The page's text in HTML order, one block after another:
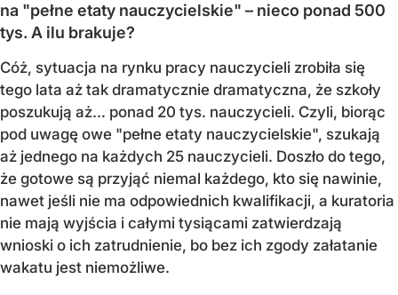
na "pełne etaty nauczycielskie" – nieco ponad 500
tys. A ilu brakuje?
Cóż, sytuacja na rynku pracy nauczycieli zrobiła się
tego lata aż tak dramatycznie dramatyczna, że szkoły
poszukują aż… ponad 20 tys. nauczycieli. Czyli, biorąc
pod uwagę owe "pełne etaty nauczycielskie", szukają
aż jednego na każdych 25 nauczycieli. Doszło do tego,
że gotowe są przyjąć niemal każdego, kto się nawinie,
nawet jeśli nie ma odpowiednich kwalifikacji, a kuratoria
nie mają wyjścia i całymi tysiącami zatwierdzają
wnioski o ich zatrudnienie, bo bez ich zgody załatanie
wakatu jest niemożliwe.